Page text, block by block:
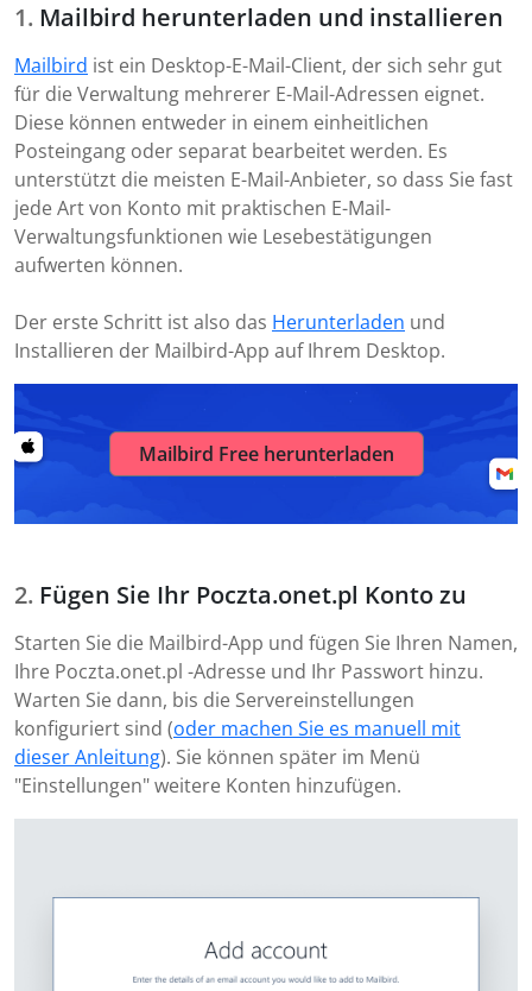
Mailbird herunterladen und installieren
Mailbird ist ein Desktop-E-Mail-Client, der sich sehr gut
für die Verwaltung mehrerer E-Mail-Adressen eignet.
Diese können entweder in einem einheitlichen
Posteingang oder separat bearbeitet werden. Es
unterstützt die meisten E-Mail-Anbieter, so dass Sie fast
jede Art von Konto mit praktischen E-Mail-
Verwaltungsfunktionen wie Lesebestätigungen
aufwerten können.
Der erste Schritt ist also das Herunterladen und
Installieren der Mailbird-App auf Ihrem Desktop.
Mailbird Free herunterladen
Fügen Sie Ihr Poczta.onet.pl Konto zu
Starten Sie die Mailbird-App und fügen Sie Ihren Namen,
Ihre Poczta.onet.pl -Adresse und Ihr Passwort hinzu.
Warten Sie dann, bis die Servereinstellungen
konfiguriert sind (oder machen Sie es manuell mit
dieser Anleitung). Sie können später im Menü
"Einstellungen" weitere Konten hinzufügen.